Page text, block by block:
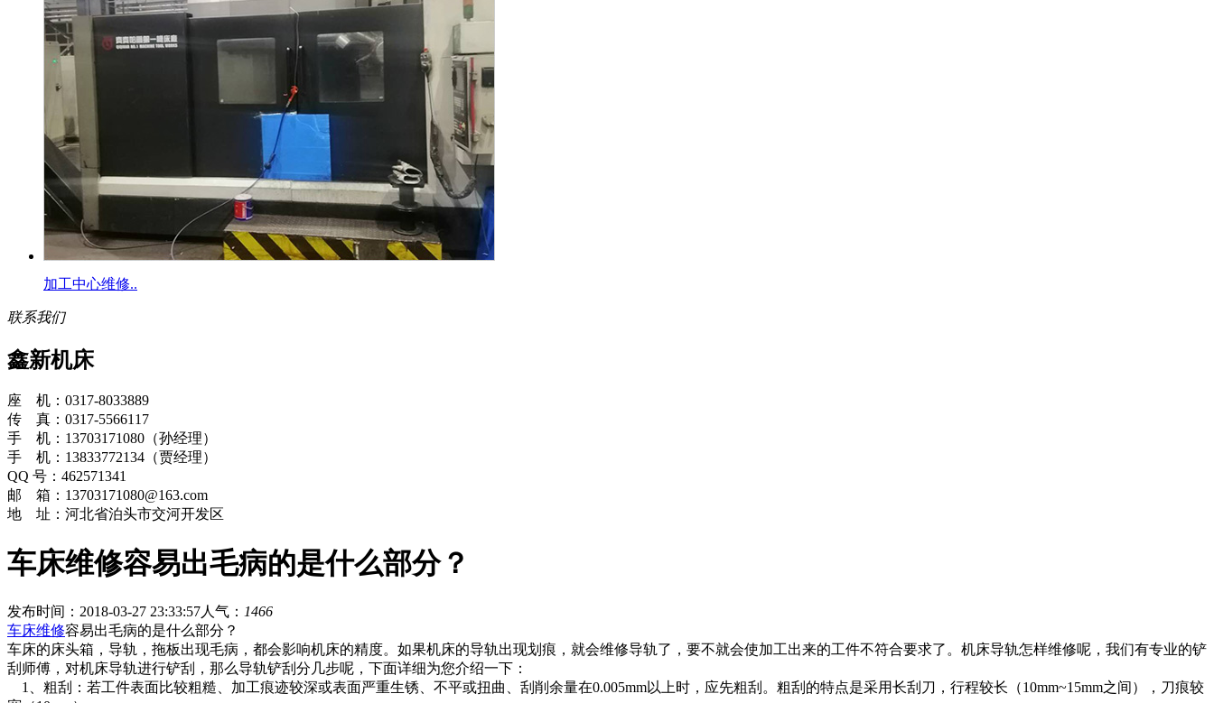
加工中心维修..
联系我们
鑫新机床
座 机：0317-8033889
传 真：0317-5566117
手 机：13703171080（孙经理）
手 机：13833772134（贾经理）
QQ 号：462571341
邮 箱：13703171080@163.com
地 址：河北省泊头市交河开发区
车床维修容易出毛病的是什么部分？
发布时间：2018-03-27 23:33:57人气： 1466
车床维修容易出毛病的是什么部分？
车床的床头箱，导轨，拖板出现毛病，都会影响机床的精度。如果机床的导轨出现划痕，就会维修导轨了，要不就会使加工出来的工件不符合要求了。机床导轨怎样维修呢，我们有专业的铲
刮师傅，对机床导轨进行铲刮，那么导轨铲刮分几步呢，下面详细为您介绍一下：
1、粗刮：若工件表面比较粗糙、加工痕迹较深或表面严重生锈、不平或扭曲、刮削余量在0.005mm以上时，应先粗刮。粗刮的特点是采用长刮刀，行程较长（10mm~15mm之间），刀痕较